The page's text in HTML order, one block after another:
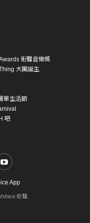
街聲音樂獎
大團誕生
單生活節
吧
App
街聲.